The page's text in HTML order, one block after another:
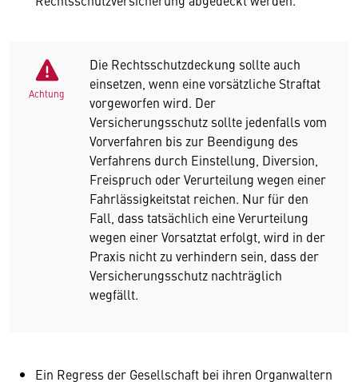
Achtung
Die Rechtsschutzdeckung sollte auch
einsetzen, wenn eine vorsätzliche Straftat
vorgeworfen wird. Der
Versicherungsschutz sollte jedenfalls vom
Vorverfahren bis zur Beendigung des
Verfahrens durch Einstellung, Diversion,
Freispruch oder Verurteilung wegen einer
Fahrlässigkeitstat reichen. Nur für den
Fall, dass tatsächlich eine Verurteilung
wegen einer Vorsatztat erfolgt, wird in der
Praxis nicht zu verhindern sein, dass der
Versicherungsschutz nachträglich
wegfällt.
Ein Regress der Gesellschaft bei ihren Organwaltern